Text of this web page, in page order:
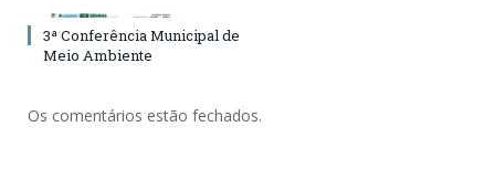
3ª Conferência Municipal de
Meio Ambiente
Os comentários estão fechados.